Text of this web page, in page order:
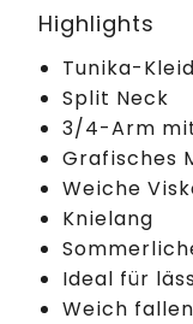
Highlights
Tunika-
Split Neck
3/4-Arm
Grafisches
Weiche
Knielang
Ideal für
Weich